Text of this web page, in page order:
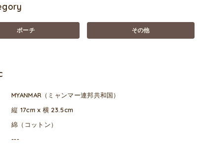
ポーチ その他
MYANMAR（ミャンマー連邦共和国）
縦 17cm x 横 23.5cm
綿（コットン）
---